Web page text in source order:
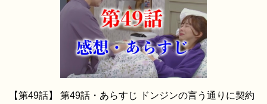
【第49話】 第49話・あらすじ ドンジンの言う通りに契約